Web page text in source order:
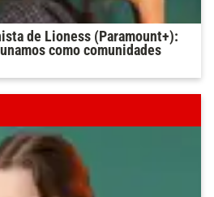
de Lioness (Paramount+):
como comunidades